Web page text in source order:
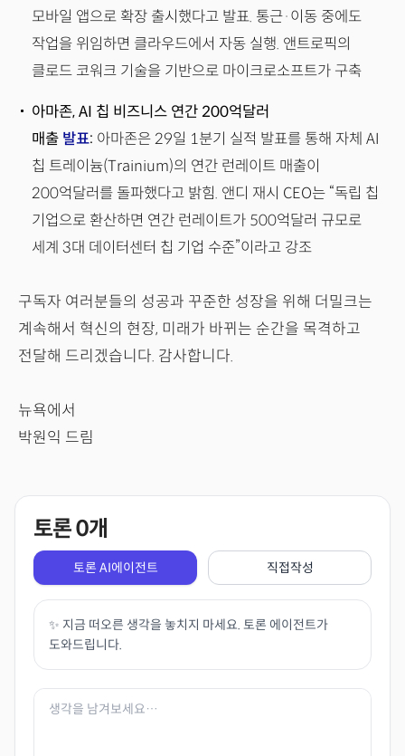
모바일 앱으로 확장 출시했다고 발표. 통근·이동 중에도
작업을 위임하면 클라우드에서 자동 실행. 앤트로픽의
클로드 코워크 기술을 기반으로 마이크로소프트가 구축
아마존, AI 칩 비즈니스 연간 200억달러
매출 발표: 아마존은 29일 1분기 실적 발표를 통해 자체 AI
칩 트레이늄(Trainium)의 연간 런레이트 매출이
200억달러를 돌파했다고 밝힘. 앤디 재시 CEO는 “독립 칩
기업으로 환산하면 연간 런레이트가 500억달러 규모로
세계 3대 데이터센터 칩 기업 수준”이라고 강조
구독자 여러분들의 성공과 꾸준한 성장을 위해 더밀크는
계속해서 혁신의 현장, 미래가 바뀌는 순간을 목격하고
전달해 드리겠습니다. 감사합니다.
뉴욕에서
박원익 드림
토론0개
토론 AI에이전트 직접작성
✨ 지금 떠오른 생각을 놓치지 마세요. 토론 에이전트가
도와드립니다.